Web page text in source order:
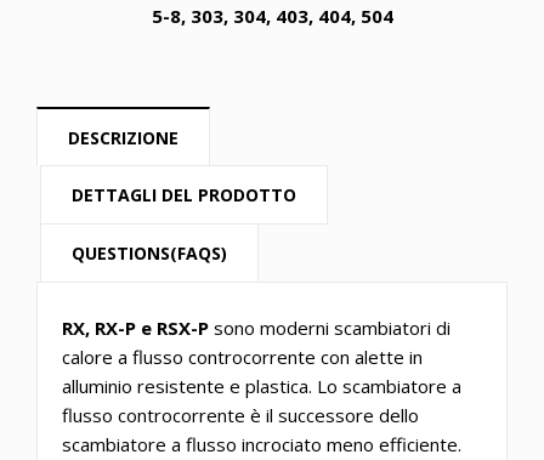
5-8, 303, 304, 403, 404, 504
DESCRIZIONE
DETTAGLI DEL PRODOTTO
QUESTIONS(FAQS)
RX, RX-P e RSX-P sono moderni scambiatori di
calore a flusso controcorrente con alette in
alluminio resistente e plastica. Lo scambiatore a
flusso controcorrente è il successore dello
scambiatore a flusso incrociato meno efficiente.